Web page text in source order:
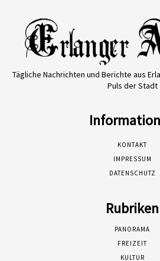
Tägliche Nachrichten und Berichte aus
Puls der Stadt
KONTAKT
IMPRESSUM
DATENSCHUTZ
Rubriken
PANORAMA
FREIZEIT
KULTUR